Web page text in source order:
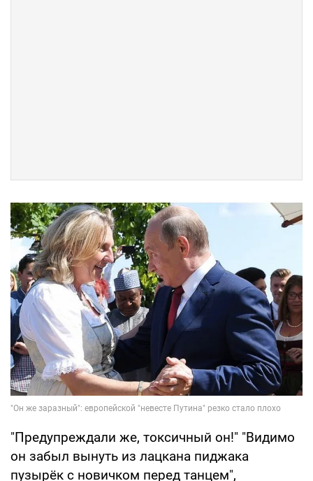
"Предупреждали же, токсичный он!" "Видимо
он забыл вынуть из лацкана пиджака
пузырёк с новичком перед танцем",